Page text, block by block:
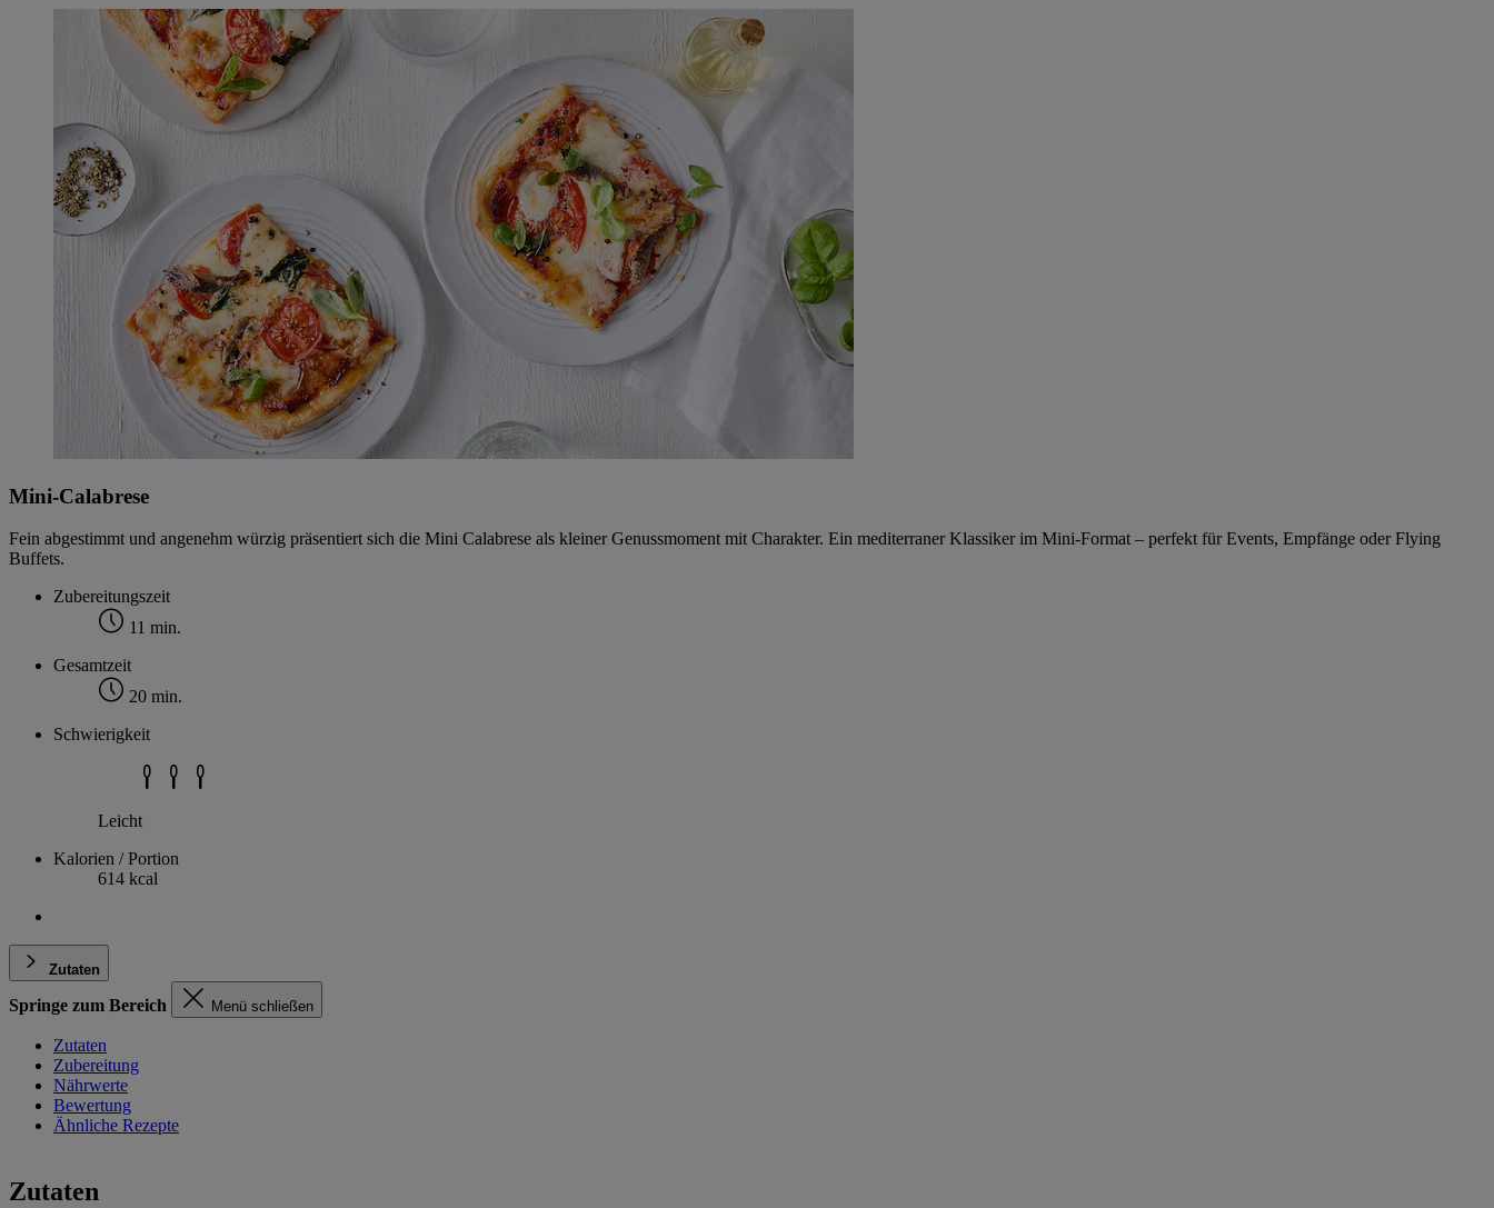
Mini-Calabrese
Fein abgestimmt und angenehm würzig präsentiert sich die Mini Calabrese als kleiner Genussmoment mit Charakter. Ein mediterraner Klassiker im Mini-Format – perfekt für Events, Empfänge oder Flying
Buffets.
Zubereitungszeit
11 min.
Gesamtzeit
20 min.
Schwierigkeit
Leicht
Kalorien / Portion
614 kcal
Zutaten
Springe zum Bereich Menü schließen
Zutaten
Zubereitung
Nährwerte
Bewertung
Ähnliche Rezepte
Zutaten